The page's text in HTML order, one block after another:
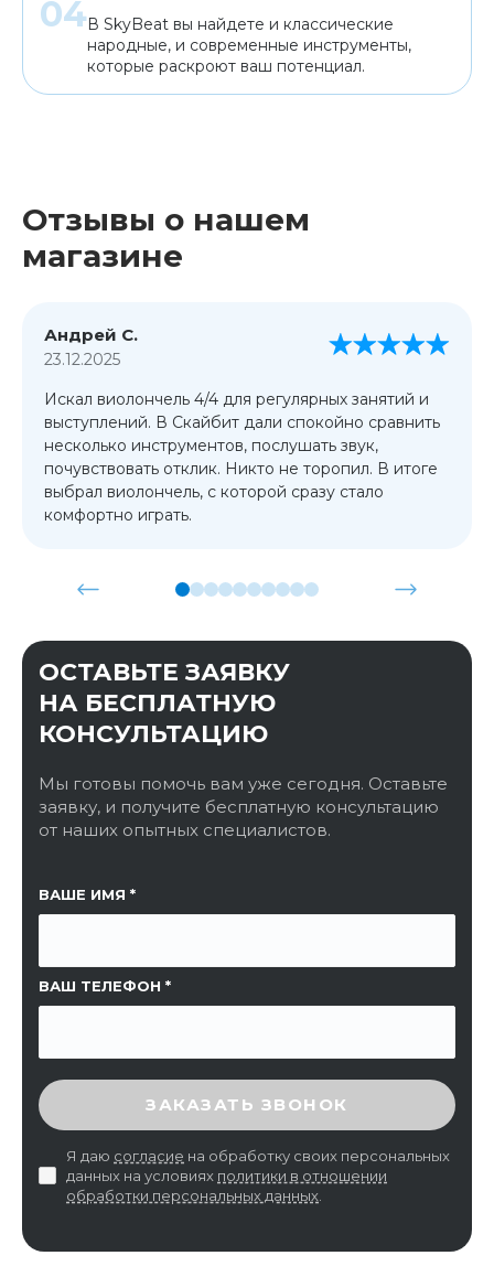
В SkyBeat вы найдете и классические
народные, и современные инструменты,
которые раскроют ваш потенциал.
Отзывы о нашем
магазине
Андрей С.
23.12.2025
Искал виолончель 4/4 для регулярных занятий и
выступлений. В Скайбит дали спокойно сравнить
несколько инструментов, послушать звук,
почувствовать отклик. Никто не торопил. В итоге
выбрал виолончель, с которой сразу стало
комфортно играть.
ОСТАВЬТЕ ЗАЯВКУ
НА БЕСПЛАТНУЮ
КОНСУЛЬТАЦИЮ
Мы готовы помочь вам уже сегодня. Оставьте
заявку, и получите бесплатную консультацию
от наших опытных специалистов.
ВАШЕ ИМЯ
ВАШ ТЕЛЕФОН
ССЫЛКА НА СТРАНИЦУ
ВВЕДИТЕ ПРОВЕРОЧНЫЙ КОД
ЗАКАЗАТЬ ЗВОНОК
Я даю согласие на обработку своих персональных
данных на условиях политики в отношении
обработки персональных данных